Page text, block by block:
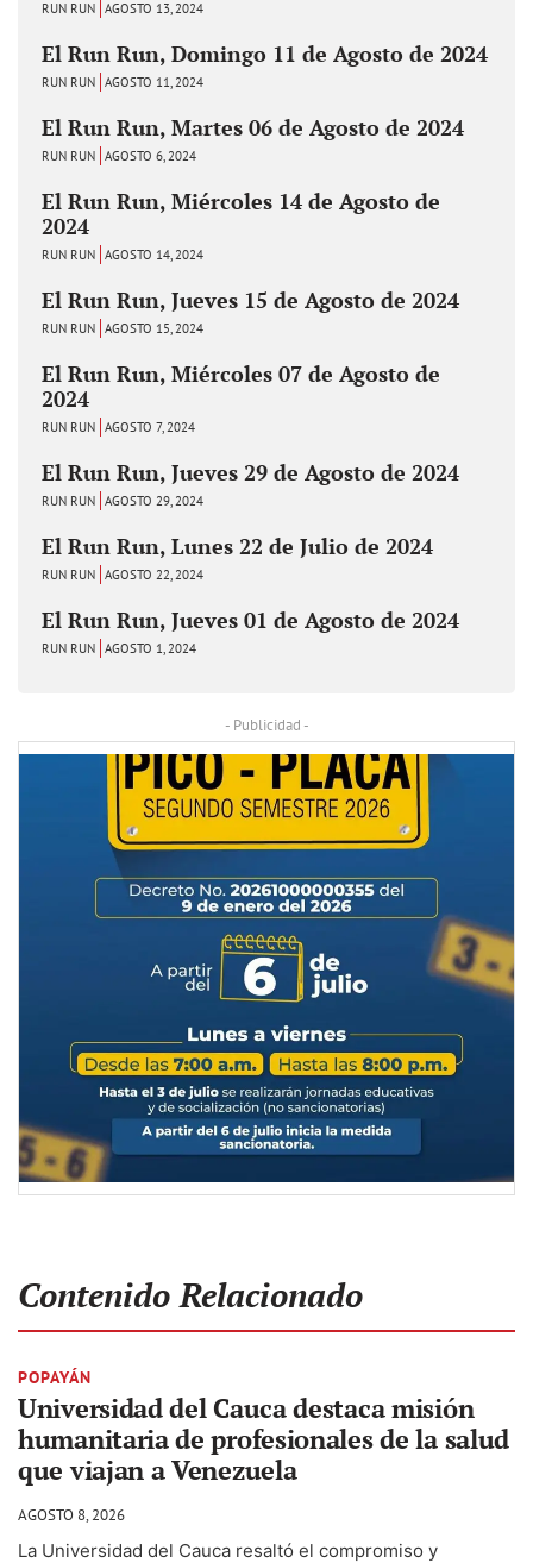
RUN RUN AGOSTO 13, 2024
El Run Run, Domingo 11 de Agosto de 2024
RUN RUN AGOSTO 11, 2024
El Run Run, Martes 06 de Agosto de 2024
RUN RUN AGOSTO 6, 2024
El Run Run, Miércoles 14 de Agosto de
2024
RUN RUN AGOSTO 14, 2024
El Run Run, Jueves 15 de Agosto de 2024
RUN RUN AGOSTO 15, 2024
El Run Run, Miércoles 07 de Agosto de
2024
RUN RUN AGOSTO 7, 2024
El Run Run, Jueves 29 de Agosto de 2024
RUN RUN AGOSTO 29, 2024
El Run Run, Lunes 22 de Julio de 2024
RUN RUN AGOSTO 22, 2024
El Run Run, Jueves 01 de Agosto de 2024
RUN RUN AGOSTO 1, 2024
- Publicidad -
Contenido Relacionado
POPAYÁN
Universidad del Cauca destaca misión
humanitaria de profesionales de la salud
que viajan a Venezuela
AGOSTO 8, 2026
La Universidad del Cauca resaltó el compromiso y